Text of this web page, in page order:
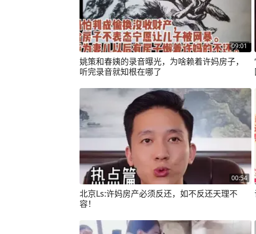
09:01
姚策和春姨的录音曝光，为啥赖着许妈房子，
听完录音就知根在哪了
00:54
北京Ls:许妈房产必须反还，如不反还天理不
容！